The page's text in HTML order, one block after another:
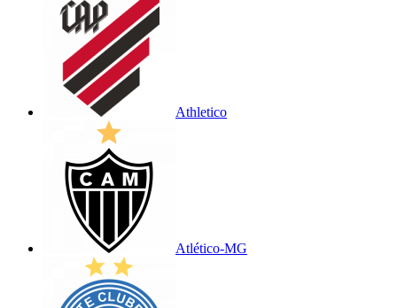
Athletico
Atlético-MG